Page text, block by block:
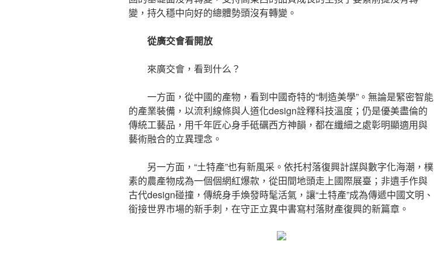
變，持久穩中向好的總體勢頭沒有轉變。
從廣交會看開放
來廣交會，看到什么？
一方面，從中國的產物，看到中國奇特的“制造美學”。無論是緊密智能
的產業裝備，以流利線條與人道化design詮釋科技溫度；仍是優美盡倫的
傳統工藝品，用千年匠心身手砥礪西方神韻，都在纖細之處彰明顯適用與
藝術融合的立異理念。
另一方面，“土特產”也有新風采。依托村落復興計謀與數字化海潮，樸
素的農產物成為一個個網紅爆款，從田間地頭走上國際展臺；非遺手作與
古代design碰撞，傳統身手煥發時髦活氣，讓“土特產”成為傳遞中國文明、
銜接世界市場的新手刺，在守正立異中書寫村落財產復興的新篇章。